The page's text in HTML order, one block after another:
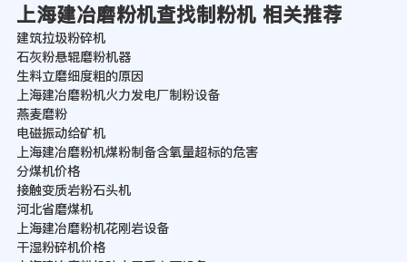
上海建冶磨粉机查找制粉机 相关推荐
建筑拉圾粉碎机
石灰粉悬辊磨粉机器
生料立磨细度粗的原因
上海建冶磨粉机火力发电厂制粉设备
燕麦磨粉
电磁振动给矿机
上海建冶磨粉机煤粉制备含氧量超标的危害
分煤机价格
接触变质岩粉石头机
河北省磨煤机
上海建冶磨粉机花刚岩设备
干湿粉碎机价格